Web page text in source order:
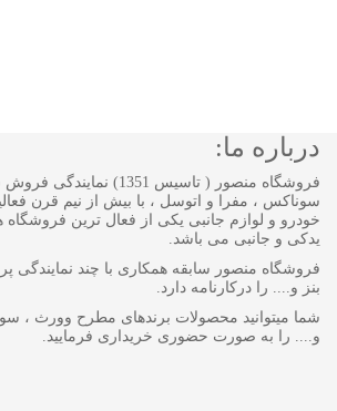
درباره ما:
فروشگاه منصور ( تاسیس
سوناکس ، مفرا و اتوسل ، با بیش از نیم قرن
خودرو و لوازم جانبی یکی از فعال ترین فروشگاه
یدکی و جانبی می باشد.
فروشگاه منصور سابقه همکاری با چند نمایندگی
بنز و.... را درکارنامه دارد.
شما میتوانید محصولات برندهای مطرح وورث ،
و.... را به صورت حضوری خریداری فرمایید.